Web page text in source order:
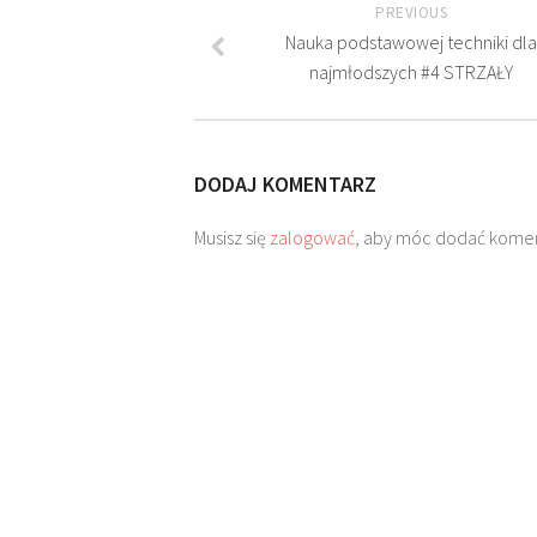
PREVIOUS
Nauka podstawowej techniki dla
najmłodszych #4 STRZAŁY
DODAJ KOMENTARZ
Musisz się zalogować, aby móc dodać